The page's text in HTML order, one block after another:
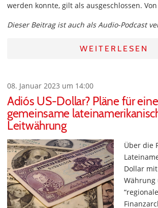
werden konnte, gilt als ausgeschlossen. Von
Dieser Beitrag ist auch als Audio-Podcast
WEITERLESEN
08. Januar 2023 um 14:00
Adiós US-Dollar? Pläne für eine
gemeinsame
Leitwährung
Über die
Dollar